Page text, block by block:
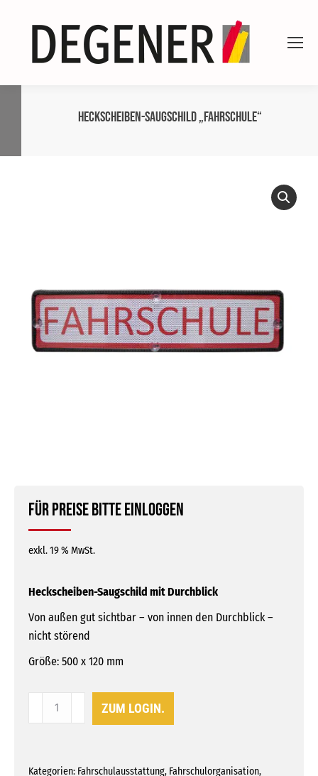
Heckscheiben-Saugschild „FAHRSCHULE“
Für Preise bitte einloggen
exkl. 19 % MwSt.
Heckscheiben-Saugschild mit Durchblick
Von außen gut sichtbar – von innen den Durchblick –
nicht störend
Größe: 500 x 120 mm
Heckscheiben-
ZUM LOGIN.
Kategorien: Fahrschulausstattung, Fahrschulorganisation,